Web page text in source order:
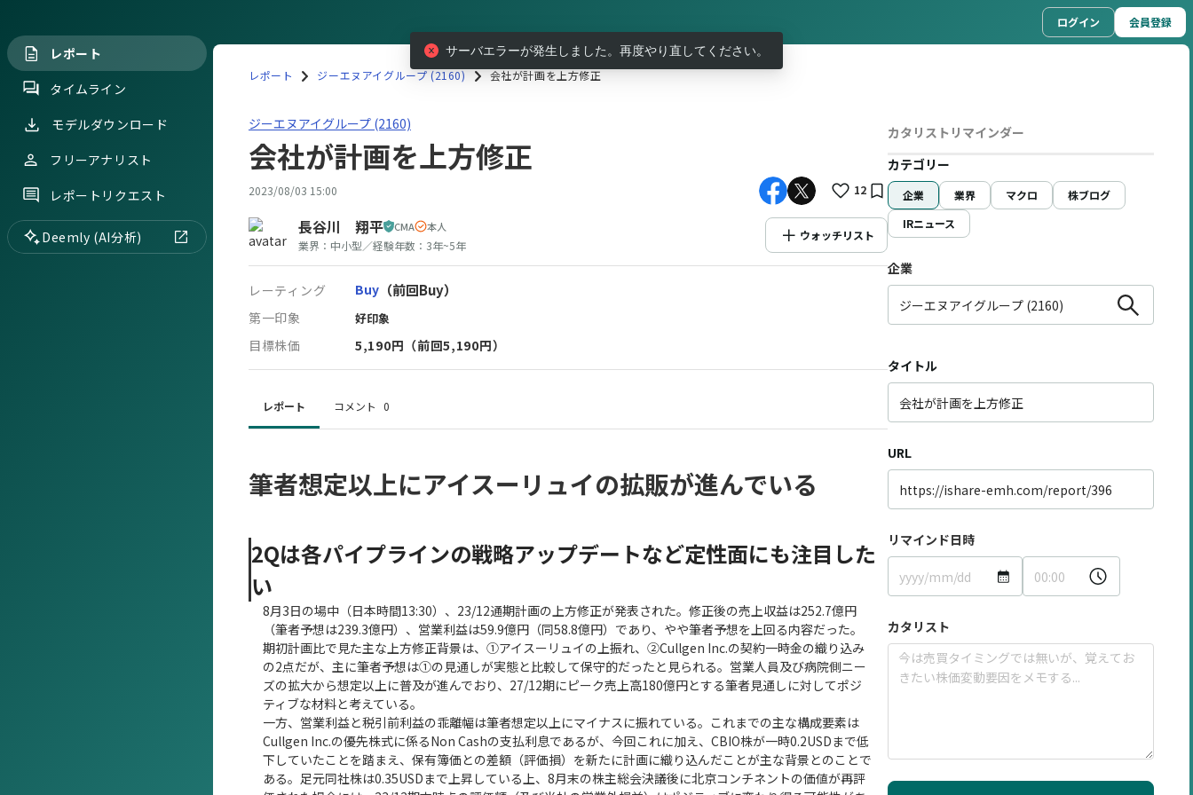
レポート
タイムライン
モデルダウンロード
フリーアナリスト
レポートリクエスト
Deemly (AI分析)
ログイン 会員登録
レポート ジーエヌアイグループ (2160) 会社が計画を上方修正
ジーエヌアイグループ(2160)会社が計画を上方修正
ジーエヌアイグループ (2160)
会社が計画を上方修正
2023/08/03 15:00 12
長谷川 翔平 CMA 本人
業界： 中小型／経験年数： 3年~5年
ウォッチリスト
レーティング Buy （前回Buy）
第一印象 好印象
目標株価 5,190円 （前回5,190円）
レポート コメント 0
筆者想定以上にアイスーリュイの拡販が進んでいる
2Qは各パイプラインの戦略アップデートなど定性面にも注目した
い
8月3日の場中（日本時間13:30）、23/12通期計画の上方修正が発表された。修正後の売上収益は252.7億円
（筆者予想は239.3億円）、営業利益は59.9億円（同58.8億円）であり、やや筆者予想を上回る内容だった。
期初計画比で見た主な上方修正背景は、①アイスーリュイの上振れ、②Cullgen Inc.の契約一時金の織り込み
の2点だが、主に筆者予想は①の見通しが実態と比較して保守的だったと見られる。営業人員及び病院側ニー
ズの拡大から想定以上に普及が進んでおり、27/12期にピーク売上高180億円とする筆者見通しに対してポジ
ティブな材料と考えている。
一方、営業利益と税引前利益の乖離幅は筆者想定以上にマイナスに振れている。これまでの主な構成要素は
Cullgen Inc.の優先株式に係るNon Cashの支払利息であるが、今回これに加え、CBIO株が一時0.2USDまで低
下していたことを踏まえ、保有簿価との差額（評価損）を新たに計画に織り込んだことが主な背景とのことで
ある。足元同社株は0.35USDまで上昇している上、8月末の株主総会決議後に北京コンチネントの価値が再評
カタリストリマインダー
カテゴリー
企業 業界 マクロ
株ブログ
IRニュース
企業
タイトル
URL
リマインド日時
カタリスト
サーバエラーが発生しました。再度やり直してください。